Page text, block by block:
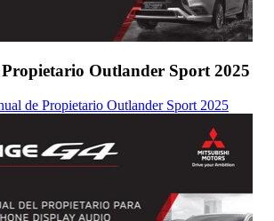
Outlander Sport 2025
de Propietario Outlander Sport 2025